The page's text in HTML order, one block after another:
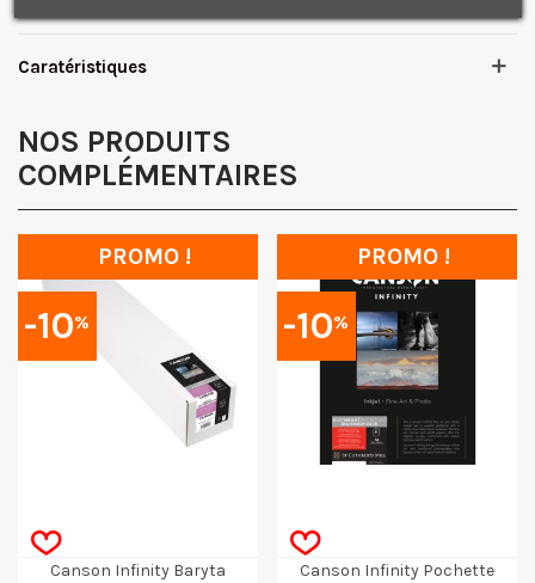
Caratéristiques
NOS PRODUITS
COMPLÉMENTAIRES
-10%
PROMO !
Canson Infinity Baryta
-10%
PROMO !
Canson Infinity Pochette
J'accepte de recevoir des SMS de la part de la marque.